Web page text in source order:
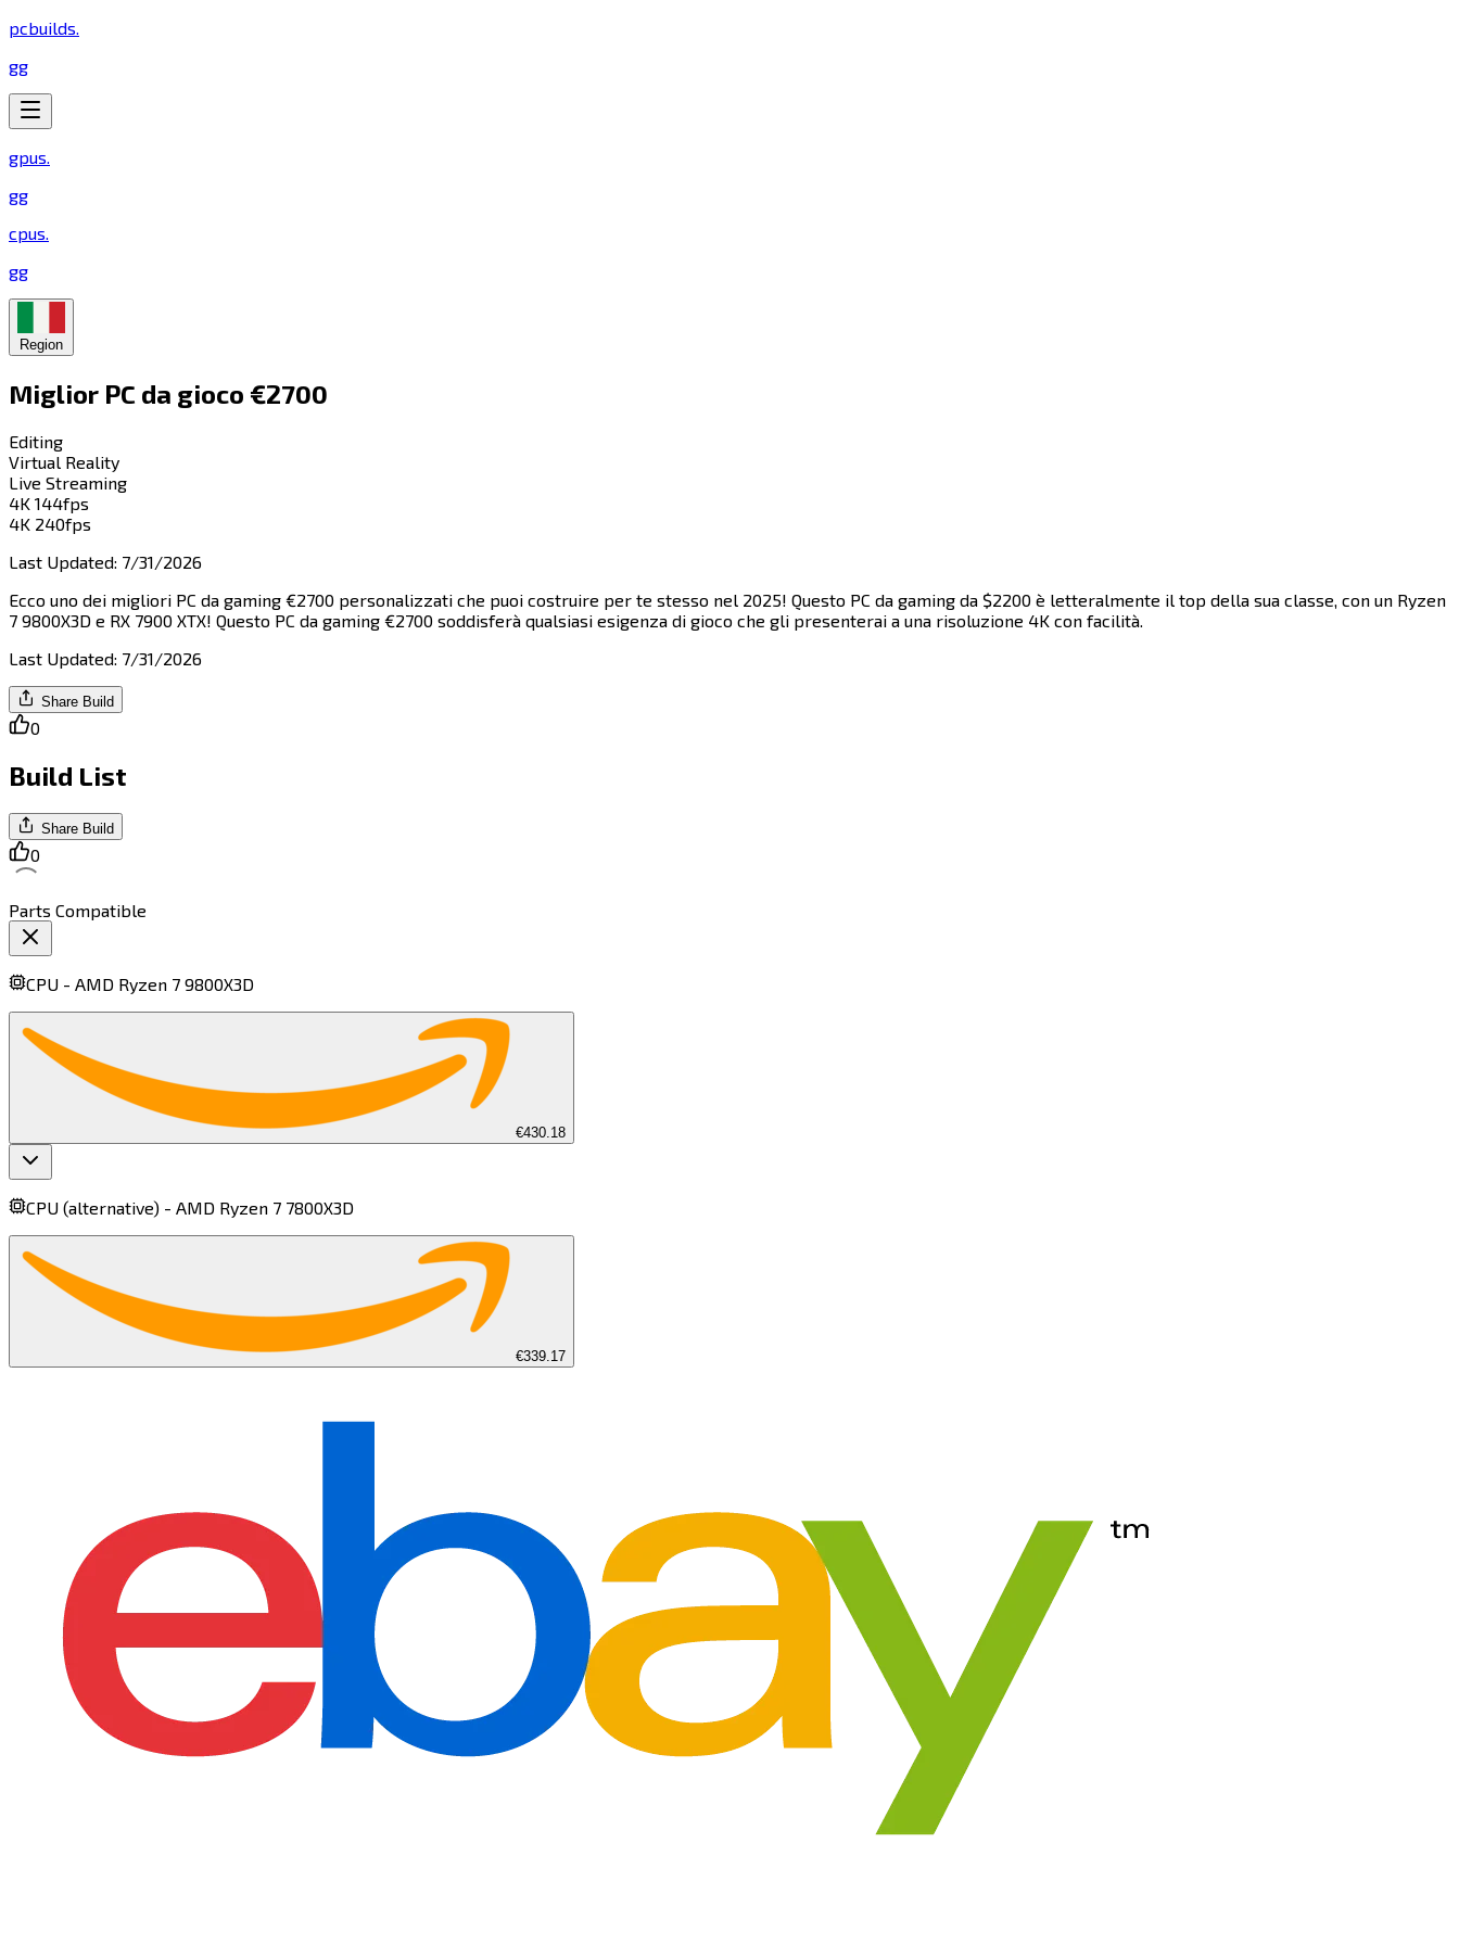
pcbuilds.
gg
gpus.
gg
cpus.
gg
Region
Miglior PC da gioco €2700​​​​‌ ‍ ​‍​‍‌‍ ‌ ​‍‌‍‍‌‌‍‌ ‌‍‍‌‌‍ ‍​‍​‍​ ‍‍​‍​‍‌ ​ ‌‍​‌‌‍ ‍‌‍‍‌‌ ‌​‌ ‍‌​‍ ‍‌‍‍‌‌‍ ​‍​‍​‍ ​​‍​‍‌‍‍​‌ ​‍‌‍‌‌‌‍‌‍​‍​‍​ ‍‍​‍​‍​‍ ‌‍​‌‌‍‌​‌‍ ‌‌‍‍‌‌‍ ‍​‍ ‌‍‍‌‌‍ ‍‌ ‌​‌‍‌‌‌‍ ‍‌ ‌​​‍ ‌‍‌‌‌‍‌​‌‍‍‌‌ ‌​​‍ ‌‍ ‌‌‍ ‌‍‌​‌‍‌‌​ ‌‌ ​​‌ ​‍‌‍‌‌‌ ​ ‌‍‌‌‌‍ ‍‌ ‌​‌‍​‌‌ ‌​‌‍‍‌‌‍ ‌‍ ‍​ ‍ ‌‍‍‌‌‍‌​​ ‌‌‍‌​‌‍​ ‌‍​‍​ ‌ ​ ‍‌‌‍‌​​ ‌ ​ ‌‍​‍ ‌‌‍‌‍​ ‌​​ ‌ ​ ‌‌​‍ ‌​ ‌​‌‍‌​‌‍​‍‌‍​‍​‍ ‌​ ‍​​ ​‌‌‍​‍‌‍​‍​‍ ‌​ ‌ ​ ​‌​ ‍​‌‍​ ​ ‌‌‌‍​‍‌‍​ ‌‍​ ​ ‌‌‌‍​ ​ ​‌​ ​‍​ ‍ ‌ ‌​‌ ‍‌‌ ​​‌‍‌‌​ ‌‌‍​‍‌ ‌‌‌‍‍‌‌‍ ​‌‍‌​​ ‍ ‌ ​​‌‍​‌‌ ‌​‌‍‍​​ ‌‌‍‍‌​ ​‌​ ‍​‌‍ ‍‌‌ ‌‍ ‍‌‍​‌‌‍ ‌‌‍‌‌​‍‌‌​ ‌‌‌​​‍‌‌ ‌‍‍ ‌‍‌‌‌ ‍‌​‍‌‌​ ​ ‌​‌​​‍‌‌​ ​ ‌​‌​​‍‌‌​ ​‍​ ​‍‌‍‍‌‌ ‌​​‍‌‌​ ​‍​ ​‍​‍‌‌​ ‌‌‌​‌​​‍ ‍‌ ‌‍‌‍​‌‌‍ ​‌ ‌‌‌‍‌‌​ ‌‍​‍‌‍​‌‌ ​ ‌‍‌‌‌‌‌‌‌ ​‍‌‍ ​​ ‌​‍‌‌​ ​‍‌​‌‍‌‍​‌‌‍‌​‌‍ ‌‌‍‍‌‌‍ ‍​‍‌‍‌‍‍‌‌‍‌​​ ‌‌‍‌​‌‍​ ‌‍​‍​ ‌ ​ ‍‌‌‍‌​​ ‌ ​ ‌‍​‍ ‌‌‍‌‍​ ‌​​ ‌ ​ ‌‌​‍ ‌​ ‌​‌‍‌​‌‍​‍‌‍​‍​‍ ‌​ ‍​​ ​‌‌‍​‍‌‍​‍​‍ ‌​ ‌ ​ ​‌​ ‍​‌‍​ ​ ‌‌‌‍​‍‌‍​ ‌‍​ ​ ‌‌‌‍​ ​ ​‌​ ​‍​‍‌‍‌ ‌​‌ ‍‌‌ ​​‌‍‌‌​ ‌‌‍​‍‌ ‌‌‌‍‍‌‌‍ ​‌‍‌​​‍‌‍‌ ​​‌‍​‌‌ ‌​‌‍‍​​ ‌‌‍‍‌​ ​‌​ ‍​‌‍ ‍‌‌ ‌‍ ‍‌‍​‌‌‍ ‌‌‍‌‌​‍‌‌​ ‌‌‌​​‍‌‌ ‌‍‍ ‌‍‌‌‌ ‍‌​‍‌‌​ ​ ‌​‌​​‍‌‌​ ​ ‌​‌​​‍‌‌​ ​‍​ ​‍‌‍‍‌‌ ‌​​‍‌‌​ ​‍​ ​‍​‍‌‌​ ‌‌‌​‌​​‍ ‍‌ ‌‍‌‍​‌‌‍ ​‌ ‌‌‌‍‌‌​‍‌‍‌ ​​‌‍‌‌‌ ​‍‌ ​ ‌ ​​‌‍‌‌‌‍​ ‌ ‌​‌‍‍‌‌ ‌‍‌‍‌‌​ ‌‌ ​​‌ ‌‌‌‍​‍‌‍ ​‌‍‍‌‌ ​ ‌‍‍​‌‍‌‌‌‍‌​​‍​‍‌ ‌
Editing​​​​‌ ‍ ​‍​‍‌‍ ‌ ​‍‌‍‍‌‌‍‌ ‌‍‍‌‌‍ ‍​‍​‍​ ‍‍​‍​‍‌ ​ ‌‍​‌‌‍ ‍‌‍‍‌‌ ‌​‌ ‍‌​‍ ‍‌‍‍‌‌‍ ​‍​‍​‍ ​​‍​‍‌‍‍​‌ ​‍‌‍‌‌‌‍‌‍​‍​‍​ ‍‍​‍​‍​‍ ‌‍​‌‌‍‌​‌‍ ‌‌‍‍‌‌‍ ‍​‍ ‌‍‍‌‌‍ ‍‌ ‌​‌‍‌‌‌‍ ‍‌ ‌​​‍ ‌‍‌‌‌‍‌​‌‍‍‌‌ ‌​​‍ ‌‍ ‌‌‍ ‌‍‌​‌‍‌‌​ ‌‌ ​​‌ ​‍‌‍‌‌‌ ​ ‌‍‌‌‌‍ ‍‌ ‌​‌‍​‌‌ ‌​‌‍‍‌‌‍ ‌‍ ‍​ ‍ ‌‍‍‌‌‍‌​​ ‌‌‍‌​​ ‌ ‌‍​‍‌‍‌​​ ​‌‌‍​ ​ ‌‍​ ‌​​‍ ‌​ ​‍​ ‌ ​ ‌​​ ‍‌​‍ ‌​ ‌​​ ​‍​ ​ ​ ‍‌​‍ ‌​ ‍​​ ​​​ ‌​‌‍‌‍​‍ ‌​ ‌‍‌‍‌‍‌‍​ ​ ‌‌​ ‌‌‌‍‌​​ ​‌​ ‌ ‌‍​‍‌‍​‍‌‍‌‌​ ​‌​ ‍ ‌ ‌​‌ ‍‌‌ ​​‌‍‌‌​ ‌‌ ‌​‌‍​‌‌‍‌ ​ ‍ ‌ ​​‌‍​‌‌ ‌​‌‍‍​​ ‌‌‍ ‍‌‍​‌‌‍ ‌‌‍‌‌​ ‌‍​‍‌‍​‌‌ ​ ‌‍‌‌‌‌‌‌‌ ​‍‌‍ ​​ ‌​‍‌‌​ ​‍‌​‌‍‌‍​‌‌‍‌​‌‍ ‌‌‍‍‌‌‍ ‍​‍‌‍‌‍‍‌‌‍‌​​ ‌‌‍‌​​ ‌ ‌‍​‍‌‍‌​​ ​‌‌‍​ ​ ‌‍​ ‌​​‍ ‌​ ​‍​ ‌ ​ ‌​​ ‍‌​‍ ‌​ ‌​​ ​‍​ ​ ​ ‍‌​‍ ‌​ ‍​​ ​​​ ‌​‌‍‌‍​‍ ‌​ ‌‍‌‍‌‍‌‍​ ​ ‌‌​ ‌‌‌‍‌​​ ​‌​ ‌ ‌‍​‍‌‍​‍‌‍‌‌​ ​‌​‍‌‍‌ ‌​‌ ‍‌‌ ​​‌‍‌‌​ ‌‌ ‌​‌‍​‌‌‍‌ ​‍‌‍‌ ​​‌‍​‌‌ ‌​‌‍‍​​ ‌‌‍ ‍‌‍​‌‌‍ ‌‌‍‌‌​‍‌‍‌ ​​‌‍‌‌‌ ​‍‌ ​ ‌ ​​‌‍‌‌‌‍​ ‌ ‌​‌‍‍‌‌ ‌‍‌‍‌‌​ ‌‌ ​​‌ ‌‌‌‍​‍‌‍ ​‌‍‍‌‌ ​ ‌‍‍​‌‍‌‌‌‍‌​​‍​‍‌ ‌
Virtual Reality​​​​‌ ‍ ​‍​‍‌‍ ‌ ​‍‌‍‍‌‌‍‌ ‌‍‍‌‌‍ ‍​‍​‍​ ‍‍​‍​‍‌ ​ ‌‍​‌‌‍ ‍‌‍‍‌‌ ‌​‌ ‍‌​‍ ‍‌‍‍‌‌‍ ​‍​‍​‍ ​​‍​‍‌‍‍​‌ ​‍‌‍‌‌‌‍‌‍​‍​‍​ ‍‍​‍​‍​‍ ‌‍​‌‌‍‌​‌‍ ‌‌‍‍‌‌‍ ‍​‍ ‌‍‍‌‌‍ ‍‌ ‌​‌‍‌‌‌‍ ‍‌ ‌​​‍ ‌‍‌‌‌‍‌​‌‍‍‌‌ ‌​​‍ ‌‍ ‌‌‍ ‌‍‌​‌‍‌‌​ ‌‌ ​​‌ ​‍‌‍‌‌‌ ​ ‌‍‌‌‌‍ ‍‌ ‌​‌‍​‌‌ ‌​‌‍‍‌‌‍ ‌‍ ‍​ ‍ ‌‍‍‌‌‍‌​​ ‌​ ​‌​ ​‌‌‍​‌​ ‍‌‌‍‌‌‌‍​‍​ ‌ ​ ​‍​‍ ‌​ ‌​‌‍‌​​ ​‍​ ‌​​‍ ‌​ ‌​​ ​​‌‍‌​​ ​‍​‍ ‌‌‍​‌‌‍​‌‌‍‌​‌‍​‌​‍ ‌‌‍‌‍‌‍‌​‌‍​‍​ ‍‌​ ‌ ​ ‌‍‌‍​‌​ ‌ ‌‍​‍​ ‍​​ ‍‌‌‍‌‍​ ‍ ‌ ‌​‌ ‍‌‌ ​​‌‍‌‌​ ‌‌ ‌​‌‍​‌‌‍‌ ​ ‍ ‌ ​​‌‍​‌‌ ‌​‌‍‍​​ ‌‌‍ ‍‌‍​‌‌‍ ‌‌‍‌‌​ ‌‍​‍‌‍​‌‌ ​ ‌‍‌‌‌‌‌‌‌ ​‍‌‍ ​​ ‌​‍‌‌​ ​‍‌​‌‍‌‍​‌‌‍‌​‌‍ ‌‌‍‍‌‌‍ ‍​‍‌‍‌‍‍‌‌‍‌​​ ‌​ ​‌​ ​‌‌‍​‌​ ‍‌‌‍‌‌‌‍​‍​ ‌ ​ ​‍​‍ ‌​ ‌​‌‍‌​​ ​‍​ ‌​​‍ ‌​ ‌​​ ​​‌‍‌​​ ​‍​‍ ‌‌‍​‌‌‍​‌‌‍‌​‌‍​‌​‍ ‌‌‍‌‍‌‍‌​‌‍​‍​ ‍‌​ ‌ ​ ‌‍‌‍​‌​ ‌ ‌‍​‍​ ‍​​ ‍‌‌‍‌‍​‍‌‍‌ ‌​‌ ‍‌‌ ​​‌‍‌‌​ ‌‌ ‌​‌‍​‌‌‍‌ ​‍‌‍‌ ​​‌‍​‌‌ ‌​‌‍‍​​ ‌‌‍ ‍‌‍​‌‌‍ ‌‌‍‌‌​‍‌‍‌ ​​‌‍‌‌‌ ​‍‌ ​ ‌ ​​‌‍‌‌‌‍​ ‌ ‌​‌‍‍‌‌ ‌‍‌‍‌‌​ ‌‌ ​​‌ ‌‌‌‍​‍‌‍ ​‌‍‍‌‌ ​ ‌‍‍​‌‍‌‌‌‍‌​​‍​‍‌ ‌
Live Streaming​​​​‌ ‍ ​‍​‍‌‍ ‌ ​‍‌‍‍‌‌‍‌ ‌‍‍‌‌‍ ‍​‍​‍​ ‍‍​‍​‍‌ ​ ‌‍​‌‌‍ ‍‌‍‍‌‌ ‌​‌ ‍‌​‍ ‍‌‍‍‌‌‍ ​‍​‍​‍ ​​‍​‍‌‍‍​‌ ​‍‌‍‌‌‌‍‌‍​‍​‍​ ‍‍​‍​‍​‍ ‌‍​‌‌‍‌​‌‍ ‌‌‍‍‌‌‍ ‍​‍ ‌‍‍‌‌‍ ‍‌ ‌​‌‍‌‌‌‍ ‍‌ ‌​​‍ ‌‍‌‌‌‍‌​‌‍‍‌‌ ‌​​‍ ‌‍ ‌‌‍ ‌‍‌​‌‍‌‌​ ‌‌ ​​‌ ​‍‌‍‌‌‌ ​ ‌‍‌‌‌‍ ‍‌ ‌​‌‍​‌‌ ‌​‌‍‍‌‌‍ ‌‍ ‍​ ‍ ‌‍‍‌‌‍‌​​ ‌​ ​‌‌‍​‍​ ‌‍‌‍​‌‌‍​ ​ ​‌‌‍​‍​ ​‍​‍ ‌‌‍‌​​ ‌ ​ ‍​​ ‌‍​‍ ‌​ ‌​​ ‍​‌‍‌‌​ ‍‌​‍ ‌‌‍​‍​ ​‌‌‍‌‌‌‍‌​​‍ ‌​ ​​‌‍​‍​ ‍‌​ ‌ ‌‍​‍‌‍‌​​ ‌ ​ ‌ ​ ​‌‌‍‌​​ ​​‌‍‌​​ ‍ ‌ ‌​‌ ‍‌‌ ​​‌‍‌‌​ ‌‌ ‌​‌‍​‌‌‍‌ ​ ‍ ‌ ​​‌‍​‌‌ ‌​‌‍‍​​ ‌‌‍ ‍‌‍​‌‌‍ ‌‌‍‌‌​ ‌‍​‍‌‍​‌‌ ​ ‌‍‌‌‌‌‌‌‌ ​‍‌‍ ​​ ‌​‍‌‌​ ​‍‌​‌‍‌‍​‌‌‍‌​‌‍ ‌‌‍‍‌‌‍ ‍​‍‌‍‌‍‍‌‌‍‌​​ ‌​ ​‌‌‍​‍​ ‌‍‌‍​‌‌‍​ ​ ​‌‌‍​‍​ ​‍​‍ ‌‌‍‌​​ ‌ ​ ‍​​ ‌‍​‍ ‌​ ‌​​ ‍​‌‍‌‌​ ‍‌​‍ ‌‌‍​‍​ ​‌‌‍‌‌‌‍‌​​‍ ‌​ ​​‌‍​‍​ ‍‌​ ‌ ‌‍​‍‌‍‌​​ ‌ ​ ‌ ​ ​‌‌‍‌​​ ​​‌‍‌​​‍‌‍‌ ‌​‌ ‍‌‌ ​​‌‍‌‌​ ‌‌ ‌​‌‍​‌‌‍‌ ​‍‌‍‌ ​​‌‍​‌‌ ‌​‌‍‍​​ ‌‌‍ ‍‌‍​‌‌‍ ‌‌‍‌‌​‍‌‍‌ ​​‌‍‌‌‌ ​‍‌ ​ ‌ ​​‌‍‌‌‌‍​ ‌ ‌​‌‍‍‌‌ ‌‍‌‍‌‌​ ‌‌ ​​‌ ‌‌‌‍​‍‌‍ ​‌‍‍‌‌ ​ ‌‍‍​‌‍‌‌‌‍‌​​‍​‍‌ ‌
4K 144fps​​​​‌ ‍ ​‍​‍‌‍ ‌ ​‍‌‍‍‌‌‍‌ ‌‍‍‌‌‍ ‍​‍​‍​ ‍‍​‍​‍‌ ​ ‌‍​‌‌‍ ‍‌‍‍‌‌ ‌​‌ ‍‌​‍ ‍‌‍‍‌‌‍ ​‍​‍​‍ ​​‍​‍‌‍‍​‌ ​‍‌‍‌‌‌‍‌‍​‍​‍​ ‍‍​‍​‍​‍ ‌‍​‌‌‍‌​‌‍ ‌‌‍‍‌‌‍ ‍​‍ ‌‍‍‌‌‍ ‍‌ ‌​‌‍‌‌‌‍ ‍‌ ‌​​‍ ‌‍‌‌‌‍‌​‌‍‍‌‌ ‌​​‍ ‌‍ ‌‌‍ ‌‍‌​‌‍‌‌​ ‌‌ ​​‌ ​‍‌‍‌‌‌ ​ ‌‍‌‌‌‍ ‍‌ ‌​‌‍​‌‌ ‌​‌‍‍‌‌‍ ‌‍ ‍​ ‍ ‌‍‍‌‌‍‌​​ ‌​ ‌ ‌‍​‍‌‍‌‍​ ​‍‌‍‌‍‌‍‌​​ ​‍‌‍‌‌​‍ ‌‌‍​‍‌‍​ ​ ‌​​ ​‍​‍ ‌​ ‌​​ ‍‌​ ‍​​ ‍‌​‍ ‌​ ‍​‌‍‌​​ ​ ​ ‌​​‍ ‌​ ‌‍‌‍​‌​ ‍​​ ​​​ ‍​​ ‍​​ ​ ​ ‌​​ ​ ​ ‌​​ ‍​‌‍​‌​ ‍ ‌ ‌​‌ ‍‌‌ ​​‌‍‌‌​ ‌‌ ​​‌‍‌‌‌ ​‍‌‍‌‍‌‍ ‌ ​‍‌‍ ‌‌‍​‌‌‍ ‍‌‍​ ‌‍‌‌​ ‍ ‌ ​​‌‍​‌‌ ‌​‌‍‍​​ ‌‌‍ ‍‌‍​‌‌‍ ‌‌‍‌‌​ ‌‍​‍‌‍​‌‌ ​ ‌‍‌‌‌‌‌‌‌ ​‍‌‍ ​​ ‌​‍‌‌​ ​‍‌​‌‍‌‍​‌‌‍‌​‌‍ ‌‌‍‍‌‌‍ ‍​‍‌‍‌‍‍‌‌‍‌​​ ‌​ ‌ ‌‍​‍‌‍‌‍​ ​‍‌‍‌‍‌‍‌​​ ​‍‌‍‌‌​‍ ‌‌‍​‍‌‍​ ​ ‌​​ ​‍​‍ ‌​ ‌​​ ‍‌​ ‍​​ ‍‌​‍ ‌​ ‍​‌‍‌​​ ​ ​ ‌​​‍ ‌​ ‌‍‌‍​‌​ ‍​​ ​​​ ‍​​ ‍​​ ​ ​ ‌​​ ​ ​ ‌​​ ‍​‌‍​‌​‍‌‍‌ ‌​‌ ‍‌‌ ​​‌‍‌‌​ ‌‌ ​​‌‍‌‌‌ ​‍‌‍‌‍‌‍ ‌ ​‍‌‍ ‌‌‍​‌‌‍ ‍‌‍​ ‌‍‌‌​‍‌‍‌ ​​‌‍​‌‌ ‌​‌‍‍​​ ‌‌‍ ‍‌‍​‌‌‍ ‌‌‍‌‌​‍‌‍‌ ​​‌‍‌‌‌ ​‍‌ ​ ‌ ​​‌‍‌‌‌‍​ ‌ ‌​‌‍‍‌‌ ‌‍‌‍‌‌​ ‌‌ ​​‌ ‌‌‌‍​‍‌‍ ​‌‍‍‌‌ ​ ‌‍‍​‌‍‌‌‌‍‌​​‍​‍‌ ‌
4K 240fps​​​​‌ ‍ ​‍​‍‌‍ ‌ ​‍‌‍‍‌‌‍‌ ‌‍‍‌‌‍ ‍​‍​‍​ ‍‍​‍​‍‌ ​ ‌‍​‌‌‍ ‍‌‍‍‌‌ ‌​‌ ‍‌​‍ ‍‌‍‍‌‌‍ ​‍​‍​‍ ​​‍​‍‌‍‍​‌ ​‍‌‍‌‌‌‍‌‍​‍​‍​ ‍‍​‍​‍​‍ ‌‍​‌‌‍‌​‌‍ ‌‌‍‍‌‌‍ ‍​‍ ‌‍‍‌‌‍ ‍‌ ‌​‌‍‌‌‌‍ ‍‌ ‌​​‍ ‌‍‌‌‌‍‌​‌‍‍‌‌ ‌​​‍ ‌‍ ‌‌‍ ‌‍‌​‌‍‌‌​ ‌‌ ​​‌ ​‍‌‍‌‌‌ ​ ‌‍‌‌‌‍ ‍‌ ‌​‌‍​‌‌ ‌​‌‍‍‌‌‍ ‌‍ ‍​ ‍ ‌‍‍‌‌‍‌​​ ‌‌‍​‍​ ‌‍​ ​‍‌‍‌‌‌‍​‌​ ​‍‌‍​‍​ ‌​​‍ ‌​ ​​​ ‌​‌‍‌‍​ ‌​​‍ ‌​ ‌​‌‍‌​‌‍​‍​ ​‌​‍ ‌‌‍​‌​ ‌ ​ ‌​​ ​‌​‍ ‌​ ‌‌​ ‍​​ ‌​​ ‌‍​ ​ ​ ‍​‌‍‌‍​ ‌‌​ ‍​​ ‌‍​ ‌​‌‍‌‌​ ‍ ‌ ‌​‌ ‍‌‌ ​​‌‍‌‌​ ‌‌ ​​‌‍‌‌‌ ​‍‌‍‌‍‌‍ ‌ ​‍‌‍ ‌‌‍​‌‌‍ ‍‌‍​ ‌‍‌‌​ ‍ ‌ ​​‌‍​‌‌ ‌​‌‍‍​​ ‌‌‍ ‍‌‍​‌‌‍ ‌‌‍‌‌​ ‌‍​‍‌‍​‌‌ ​ ‌‍‌‌‌‌‌‌‌ ​‍‌‍ ​​ ‌​‍‌‌​ ​‍‌​‌‍‌‍​‌‌‍‌​‌‍ ‌‌‍‍‌‌‍ ‍​‍‌‍‌‍‍‌‌‍‌​​ ‌‌‍​‍​ ‌‍​ ​‍‌‍‌‌‌‍​‌​ ​‍‌‍​‍​ ‌​​‍ ‌​ ​​​ ‌​‌‍‌‍​ ‌​​‍ ‌​ ‌​‌‍‌​‌‍​‍​ ​‌​‍ ‌‌‍​‌​ ‌ ​ ‌​​ ​‌​‍ ‌​ ‌‌​ ‍​​ ‌​​ ‌‍​ ​ ​ ‍​‌‍‌‍​ ‌‌​ ‍​​ ‌‍​ ‌​‌‍‌‌​‍‌‍‌ ‌​‌ ‍‌‌ ​​‌‍‌‌​ ‌‌ ​​‌‍‌‌‌ ​‍‌‍‌‍‌‍ ‌ ​‍‌‍ ‌‌‍​‌‌‍ ‍‌‍​ ‌‍‌‌​‍‌‍‌ ​​‌‍​‌‌ ‌​‌‍‍​​ ‌‌‍ ‍‌‍​‌‌‍ ‌‌‍‌‌​‍‌‍‌ ​​‌‍‌‌‌ ​‍‌ ​ ‌ ​​‌‍‌‌‌‍​ ‌ ‌​‌‍‍‌‌ ‌‍‌‍‌‌​ ‌‌ ​​‌ ‌‌‌‍​‍‌‍ ​‌‍‍‌‌ ​ ‌‍‍​‌‍‌‌‌‍‌​​‍​‍‌ ‌
Last Updated: 7/31/2026
Ecco uno dei migliori PC da gaming €2700 personalizzati che puoi costruire per te stesso nel 2025! Questo PC da gaming da $2200 è letteralmente il top della sua classe, con un Ryzen
7 9800X3D e RX 7900 XTX! Questo PC da gaming €2700 soddisferà qualsiasi esigenza di gioco che gli presenterai a una risoluzione 4K con facilità.​​​​‌ ‍ ​‍​‍‌‍ ‌ ​‍‌‍‍‌‌‍‌ ‌‍‍‌‌‍ ‍​‍​‍​ ‍‍​‍​‍‌ ​ ‌‍​‌‌‍ ‍‌‍‍‌‌ ‌​‌ ‍‌​‍ ‍‌‍‍‌‌‍ ​‍​‍​‍ ​​‍​‍‌‍‍​‌ ​‍‌‍‌‌‌‍‌‍​‍​‍​ ‍‍​‍​‍​‍ ‌‍​‌‌‍‌​‌‍ ‌‌‍‍‌‌‍ ‍​‍ ‌‍‍‌‌‍ ‍‌ ‌​‌‍‌‌‌‍ ‍‌ ‌​​‍ ‌‍‌‌‌‍‌​‌‍‍‌‌ ‌​​‍ ‌‍ ‌‌‍ ‌‍‌​‌‍‌‌​ ‌‌ ​​‌ ​‍‌‍‌‌‌ ​ ‌‍‌‌‌‍ ‍‌ ‌​‌‍​‌‌ ‌​‌‍‍‌‌‍ ‌‍ ‍​ ‍ ‌‍‍‌‌‍‌​​ ‌‌‍‌​‌‍​ ‌‍​‍​ ‌ ​ ‍‌‌‍‌​​ ‌ ​ ‌‍​‍ ‌‌‍‌‍​ ‌​​ ‌ ​ ‌‌​‍ ‌​ ‌​‌‍‌​‌‍​‍‌‍​‍​‍ ‌​ ‍​​ ​‌‌‍​‍‌‍​‍​‍ ‌​ ‌ ​ ​‌​ ‍​‌‍​ ​ ‌‌‌‍​‍‌‍​ ‌‍​ ​ ‌‌‌‍​ ​ ​‌​ ​‍​ ‍ ‌ ‌​‌ ‍‌‌ ​​‌‍‌‌​ ‌‌‍​‍‌ ‌‌‌‍‍‌‌‍ ​‌‍‌​​ ‍ ‌ ​​‌‍​‌‌ ‌​‌‍‍​​ ‌‌‍‍‌​ ​‌​ ‍​‌‍ ‍‌‌ ‌ ​ ‌‍‍​‌‍ ‌ ​‍‌ ‌​‌‌ ‌‍‌​‌‍‌‌‌ ​ ‌‍​ ​‍‌‌​ ‌‌‌​​‍‌‌ ‌‍‍ ‌‍‌‌‌ ‍‌​‍‌‌​ ​ ‌​‌​​‍‌‌​ ​ ‌​‌​​‍‌‌​ ​‍​ ​‍‌‍‍‌‌ ‌​​‍‌‌​ ​‍​ ​‍​‍‌‌​ ‌‌‌​‌​​‍ ‍‌ ‌‍‌‍​‌‌‍ ​‌ ‌‌‌‍‌‌​‍‌‌​ ‌‌‌​​‍‌‌ ‌‍‍ ‌‍‌‌‌ ‍‌​‍‌‌​ ​ ‌​‌​​‍‌‌​ ​ ‌​‌​​‍‌‌​ ​‍​ ​‍‌‍​‍​ ​‌‌‍​ ​ ‌ ‌‍​‍​ ‍​‌‍‌‌​ ‍​​ ‌‍​ ‌ ‌‍​‍‌‍​‍​‍‌‌​ ​‍​ ​‍​‍‌‌​ ‌‌‌​‌​​‍ ‍‌‍​ ‌‍‍​‌‍‍‌‌‍ ​‌‍‌​‌ ​‍‌‍‌‌‌‍ ‍​‍‌‌​ ‌‌‌​​‍‌‌ ‌‍‍ ‌‍‌‌‌ ‍‌​‍‌‌​ ​ ‌​‌​​‍‌‌​ ​ ‌​‌​​‍‌‌​ ​‍​ ​‍‌‍‌‌​ ​‌​ ‍‌​ ‌‌‌‍‌‌​ ‍​‌‍‌‌​ ​‌​ ‌‌​ ​ ​ ‌‍​ ‍‌​‍‌‌​ ​‍​ ​‍​‍‌‌​ ‌‌‌​‌​​‍ ‍‌ ‌​‌‍‌‌‌ ‍​‌ ‌​​ ‌‍​‍‌‍​‌‌ ​ ‌‍‌‌‌‌‌‌‌ ​‍‌‍ ​​ ‌​‍‌‌​ ​‍‌​‌‍‌‍​‌‌‍‌​‌‍ ‌‌‍‍‌‌‍ ‍​‍‌‍‌‍‍‌‌‍‌​​ ‌‌‍‌​‌‍​ ‌‍​‍​ ‌ ​ ‍‌‌‍‌​​ ‌ ​ ‌‍​‍ ‌‌‍‌‍​ ‌​​ ‌ ​ ‌‌​‍ ‌​ ‌​‌‍‌​‌‍​‍‌‍​‍​‍ ‌​ ‍​​ ​‌‌‍​‍‌‍​‍​‍ ‌​ ‌ ​ ​‌​ ‍​‌‍​ ​ ‌‌‌‍​‍‌‍​ ‌‍​ ​ ‌‌‌‍​ ​ ​‌​ ​‍​‍‌‍‌ ‌​‌ ‍‌‌ ​​‌‍‌‌​ ‌‌‍​‍‌ ‌‌‌‍‍‌‌‍ ​‌‍‌​​‍‌‍‌ ​​‌‍​‌‌ ‌​‌‍‍​​ ‌‌‍‍‌​ ​‌​ ‍​‌‍ ‍‌‌ ‌ ​ ‌‍‍​‌‍ ‌ ​‍‌ ‌​‌‌ ‌‍‌​‌‍‌‌‌ ​ ‌‍​ ​‍‌‌​ ‌‌‌​​‍‌‌ ‌‍‍ ‌‍‌‌‌ ‍‌​‍‌‌​ ​ ‌​‌​​‍‌‌​ ​ ‌​‌​​‍‌‌​ ​‍​ ​‍‌‍‍‌‌ ‌​​‍‌‌​ ​‍​ ​‍​‍‌‌​ ‌‌‌​‌​​‍ ‍‌ ‌‍‌‍​‌‌‍ ​‌ ‌‌‌‍‌‌​‍‌‌​ ‌‌‌​​‍‌‌ ‌‍‍ ‌‍‌‌‌ ‍‌​‍‌‌​ ​ ‌​‌​​‍‌‌​ ​ ‌​‌​​‍‌‌​ ​‍​ ​‍‌‍​‍​ ​‌‌‍​ ​ ‌ ‌‍​‍​ ‍​‌‍‌‌​ ‍​​ ‌‍​ ‌ ‌‍​‍‌‍​‍​‍‌‌​ ​‍​ ​‍​‍‌‌​ ‌‌‌​‌​​‍ ‍‌‍​ ‌‍‍​‌‍‍‌‌‍ ​‌‍‌​‌ ​‍‌‍‌‌‌‍ ‍​‍‌‌​ ‌‌‌​​‍‌‌ ‌‍‍ ‌‍‌‌‌ ‍‌​‍‌‌​ ​ ‌​‌​​‍‌‌​ ​ ‌​‌​​‍‌‌​ ​‍​ ​‍‌‍‌‌​ ​‌​ ‍‌​ ‌‌‌‍‌‌​ ‍​‌‍‌‌​ ​‌​ ‌‌​ ​ ​ ‌‍​ ‍‌​‍‌‌​ ​‍​ ​‍​‍‌‌​ ‌‌‌​‌​​‍ ‍‌ ‌​‌‍‌‌‌ ‍​‌ ‌​​‍‌‍‌ ​​‌‍‌‌‌ ​‍‌ ​ ‌ ​​‌‍‌‌‌‍​ ‌ ‌​‌‍‍‌‌ ‌‍‌‍‌‌​ ‌‌ ​​‌ ‌‌‌‍​‍‌‍ ​‌‍‍‌‌ ​ ‌‍‍​‌‍‌‌‌‍‌​​‍​‍‌ ‌
Last Updated: 7/31/2026
Share Build
0
Build List
Share Build
0
Parts Compatible
CPU - AMD Ryzen 7 9800X3D​​​​‌ ‍ ​‍​‍‌‍ ‌ ​‍‌‍‍‌‌‍‌ ‌‍‍‌‌‍ ‍​‍​‍​ ‍‍​‍​‍‌ ​ ‌‍​‌‌‍ ‍‌‍‍‌‌ ‌​‌ ‍‌​‍ ‍‌‍‍‌‌‍ ​‍​‍​‍ ​​‍​‍‌‍‍​‌ ​‍‌‍‌‌‌‍‌‍​‍​‍​ ‍‍​‍​‍​‍ ‌‍​‌‌‍‌​‌‍ ‌‌‍‍‌‌‍ ‍​‍ ‌‍‍‌‌‍ ‍‌ ‌​‌‍‌‌‌‍ ‍‌ ‌​​‍ ‌‍‌‌‌‍‌​‌‍‍‌‌ ‌​​‍ ‌‍ ‌‌‍ ‌‍‌​‌‍‌‌​ ‌‌ ​​‌ ​‍‌‍‌‌‌ ​ ‌‍‌‌‌‍ ‍‌ ‌​‌‍​‌‌ ‌​‌‍‍‌‌‍ ‌‍ ‍​ ‍ ‌‍‍‌‌‍‌​​ ‌​ ​‍​ ‌‍‌‍​‌​ ‌‌‌‍​ ​ ‌‍​ ​ ​ ‌​​‍ ‌​ ​‍​ ‍​‌‍‌‍​ ‍‌​‍ ‌​ ‌​‌‍‌‍​ ‌‍​ ‌‌​‍ ‌‌‍​‍​ ​ ‌‍‌‌​ ‌‍​‍ ‌​ ​‌​ ‌​‌‍​‍​ ‍‌​ ​​‌‍​ ​ ‌‌​ ‍‌‌‍​‍​ ​​​ ‍‌‌‍​‌​ ‍ ‌ ‌​‌ ‍‌‌ ​​‌‍‌‌​ ‌‌‍​ ‌ ​​‌ ‌‌​ ‍ ‌ ​​‌‍​‌‌ ‌​‌‍‍​​ ‌‌‍ ‍‌‍​‌‌‍ ‌‌‍‌‌​ ‌‍​‍‌‍​‌‌ ​ ‌‍‌‌‌‌‌‌‌ ​‍‌‍ ​​ ‌​‍‌‌​ ​‍‌​‌‍‌‍​‌‌‍‌​‌‍ ‌‌‍‍‌‌‍ ‍​‍‌‍‌‍‍‌‌‍‌​​ ‌​ ​‍​ ‌‍‌‍​‌​ ‌‌‌‍​ ​ ‌‍​ ​ ​ ‌​​‍ ‌​ ​‍​ ‍​‌‍‌‍​ ‍‌​‍ ‌​ ‌​‌‍‌‍​ ‌‍​ ‌‌​‍ ‌‌‍​‍​ ​ ‌‍‌‌​ ‌‍​‍ ‌​ ​‌​ ‌​‌‍​‍​ ‍‌​ ​​‌‍​ ​ ‌‌​ ‍‌‌‍​‍​ ​​​ ‍‌‌‍​‌​‍‌‍‌ ‌​‌ ‍‌‌ ​​‌‍‌‌​ ‌‌‍​ ‌ ​​‌ ‌‌​‍‌‍‌ ​​‌‍​‌‌ ‌​‌‍‍​​ ‌‌‍ ‍‌‍​‌‌‍ ‌‌‍‌‌​‍‌‍‌ ​​‌‍‌‌‌ ​‍‌ ​ ‌ ​​‌‍‌‌‌‍​ ‌ ‌​‌‍‍‌‌ ‌‍‌‍‌‌​ ‌‌ ​​‌ ‌‌‌‍​‍‌‍ ​‌‍‍‌‌ ​ ‌‍‍​‌‍‌‌‌‍‌​​‍​‍‌ ‌
€430.18
find more on cpus.gg
CPU (alternative) - AMD Ryzen 7 7800X3D​​​​‌ ‍ ​‍​‍‌‍ ‌ ​‍‌‍‍‌‌‍‌ ‌‍‍‌‌‍ ‍​‍​‍​ ‍‍​‍​‍‌ ​ ‌‍​‌‌‍ ‍‌‍‍‌‌ ‌​‌ ‍‌​‍ ‍‌‍‍‌‌‍ ​‍​‍​‍ ​​‍​‍‌‍‍​‌ ​‍‌‍‌‌‌‍‌‍​‍​‍​ ‍‍​‍​‍​‍ ‌‍​‌‌‍‌​‌‍ ‌‌‍‍‌‌‍ ‍​‍ ‌‍‍‌‌‍ ‍‌ ‌​‌‍‌‌‌‍ ‍‌ ‌​​‍ ‌‍‌‌‌‍‌​‌‍‍‌‌ ‌​​‍ ‌‍ ‌‌‍ ‌‍‌​‌‍‌‌​ ‌‌ ​​‌ ​‍‌‍‌‌‌ ​ ‌‍‌‌‌‍ ‍‌ ‌​‌‍​‌‌ ‌​‌‍‍‌‌‍ ‌‍ ‍​ ‍ ‌‍‍‌‌‍‌​​ ‌‌‍​‍‌‍​‍​ ​‍‌‍​‌‌‍‌​​ ‌​​ ​‌​ ​ ​‍ ‌‌‍​‌​ ​‌‌‍​‍‌‍​‌​‍ ‌​ ‌​‌‍‌‍​ ‌​‌‍​ ​‍ ‌‌‍​‌​ ‌‌‌‍​ ​ ‍‌​‍ ‌​ ‌​​ ‌‌​ ​‌​ ​‌‌‍‌​‌‍‌‍‌‍​‌‌‍​‌‌‍‌‍‌‍​‍‌‍‌​‌‍​‍​ ‍ ‌ ‌​‌ ‍‌‌ ​​‌‍‌‌​ ‌‌‍​ ‌ ​​‌ ‌‌​ ‍ ‌ ​​‌‍​‌‌ ‌​‌‍‍​​ ‌‌‍ ‍‌‍​‌‌‍ ‌‌‍‌‌​ ‌‍​‍‌‍​‌‌ ​ ‌‍‌‌‌‌‌‌‌ ​‍‌‍ ​​ ‌​‍‌‌​ ​‍‌​‌‍‌‍​‌‌‍‌​‌‍ ‌‌‍‍‌‌‍ ‍​‍‌‍‌‍‍‌‌‍‌​​ ‌‌‍​‍‌‍​‍​ ​‍‌‍​‌‌‍‌​​ ‌​​ ​‌​ ​ ​‍ ‌‌‍​‌​ ​‌‌‍​‍‌‍​‌​‍ ‌​ ‌​‌‍‌‍​ ‌​‌‍​ ​‍ ‌‌‍​‌​ ‌‌‌‍​ ​ ‍‌​‍ ‌​ ‌​​ ‌‌​ ​‌​ ​‌‌‍‌​‌‍‌‍‌‍​‌‌‍​‌‌‍‌‍‌‍​‍‌‍‌​‌‍​‍​‍‌‍‌ ‌​‌ ‍‌‌ ​​‌‍‌‌​ ‌‌‍​ ‌ ​​‌ ‌‌​‍‌‍‌ ​​‌‍​‌‌ ‌​‌‍‍​​ ‌‌‍ ‍‌‍​‌‌‍ ‌‌‍‌‌​‍‌‍‌ ​​‌‍‌‌‌ ​‍‌ ​ ‌ ​​‌‍‌‌‌‍​ ‌ ‌​‌‍‍‌‌ ‌‍‌‍‌‌​ ‌‌ ​​‌ ‌‌‌‍​‍‌‍ ​‌‍‍‌‌ ​ ‌‍‍​‌‍‌‌‌‍‌​​‍​‍‌ ‌
€339.17